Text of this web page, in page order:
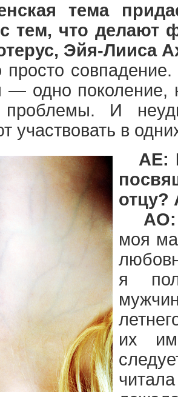
тема
тем, что делают
Эйя-Лииса
просто
одно поколение,
И
участвовать в
AE:
отцу?
АО:
моя
я
их